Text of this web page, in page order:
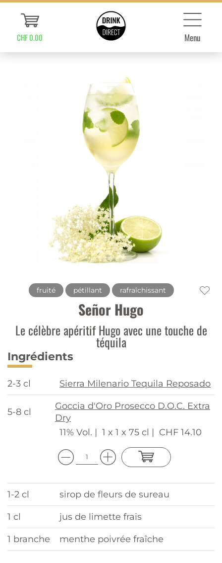
CHF 0.00 Menu
fruité pétillant rafraîchissant
Señor Hugo
Le célèbre apéritif Hugo avec une touche de
téquila
Ingrédients
2-3 cl Sierra Milenario Tequila Reposado
5-8 cl
Goccia d'Oro Prosecco D.O.C. Extra
Dry
11% Vol. | 1 x 1 x 75 cl | CHF 14.10
1-2 cl sirop de fleurs de sureau
1 cl jus de limette frais
1 branche menthe poivrée fraîche